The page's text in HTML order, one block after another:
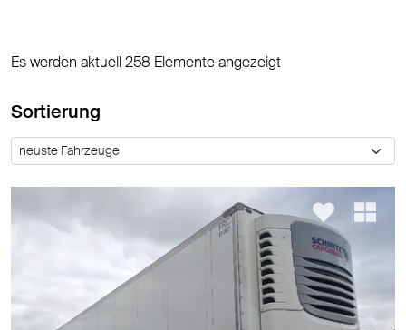
Es werden aktuell 258 Elemente angezeigt
Sortierung